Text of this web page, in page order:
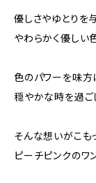
優しさやゆとりを
やわらかく優しい
色のパワーを味方
穏やかな時を過ご
そんな想いがこも
ピーチピンクのワ